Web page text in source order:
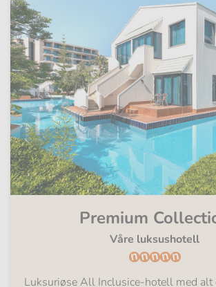
Premium
Våre luksushotell
Luksuriøse All Inclusice-hotell med alt